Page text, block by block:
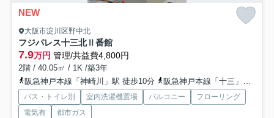
NEW
大阪市淀川区野中北
フジパレス十三北Ⅱ番館
7.9万円 管理/共益費4,800円
2階 / 40.05㎡ / 1K /築3年
阪急神戸本線「神崎川」駅 徒歩10分
阪急神戸本線「十三」駅 徒歩14分
バス・トイレ別 室内洗濯機置場 バルコニー
フローリング
電気有
都市ガス